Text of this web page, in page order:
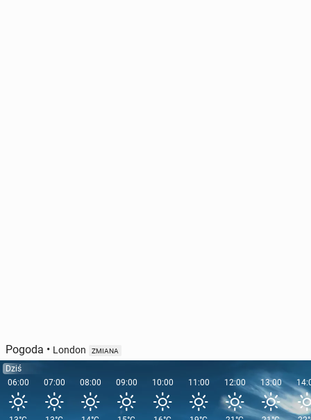
Pogoda • London ZMIANA
Dziś
06:00
07:00 08:00 09:00 10:00 11:00 12:00 13:00